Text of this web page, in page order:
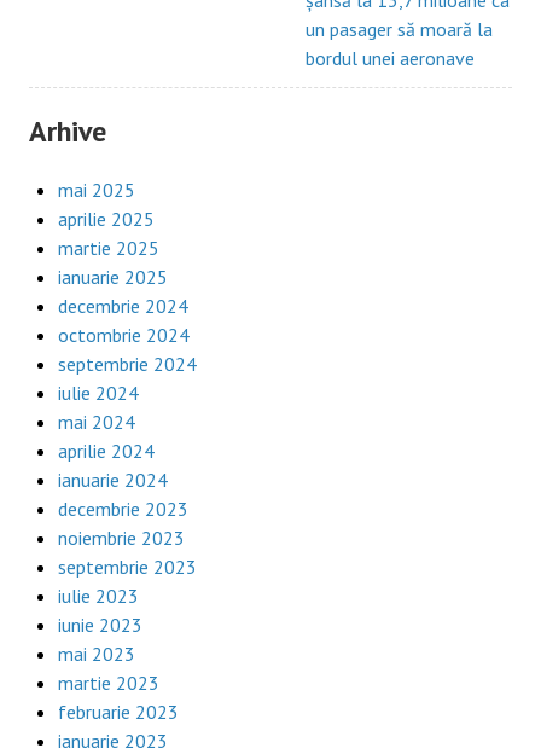
un pasager să moară la
bordul unei aeronave
Arhive
mai 2025
aprilie 2025
martie 2025
ianuarie 2025
decembrie 2024
octombrie 2024
septembrie 2024
iulie 2024
mai 2024
aprilie 2024
ianuarie 2024
decembrie 2023
noiembrie 2023
septembrie 2023
iulie 2023
iunie 2023
mai 2023
martie 2023
februarie 2023
ianuarie 2023